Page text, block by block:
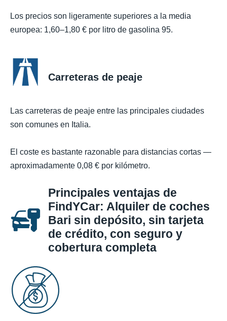
Los precios son ligeramente superiores a la media
europea: 1,60–1,80 € por litro de gasolina 95.
Carreteras de peaje
Las carreteras de peaje entre las principales ciudades
son comunes en Italia.
El coste es bastante razonable para distancias cortas —
aproximadamente 0,08 € por kilómetro.
Principales ventajas de
FindYCar: Alquiler de coches
Bari sin depósito, sin tarjeta
de crédito, con seguro y
cobertura completa